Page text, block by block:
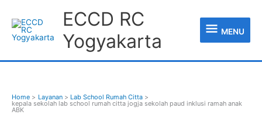
content
ECCD RC
Yogyakarta
MENU
Home Layanan Lab School Rumah Citta
kepala sekolah lab school rumah citta jogja sekolah paud inklusi ramah anak
ABK